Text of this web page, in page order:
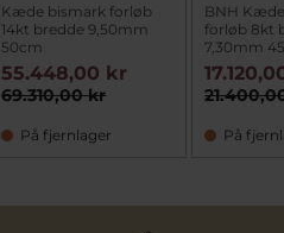
Kæde bismark forløb
14kt bredde 9,50mm
50cm
69.310,00 kr
55.448,00 kr
På fjernlager
BNH
forløb 8kt
7,30mm
På